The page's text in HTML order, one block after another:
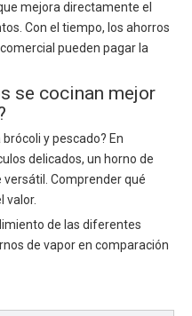
mejora directamente el
Con el tiempo, los ahorros
pueden pagar la
se cocinan mejor
y pescado? En
delicados, un horno de
Comprender qué
valor.
de las diferentes
de vapor en comparación